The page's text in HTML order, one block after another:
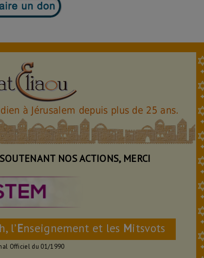
à Jérusalem depuis plus de 25 ans.
NOS ACTIONS, MERCI
l’Enseignement et les Mitsvots
Officiel du 01/1990